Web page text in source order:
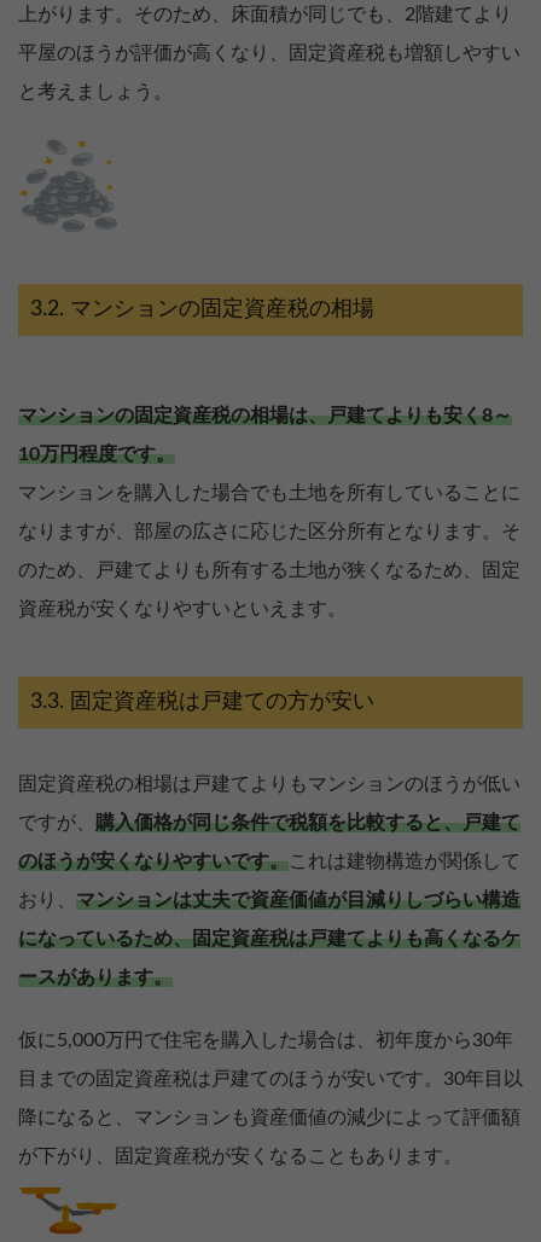
上がります。そのため、床面積が同じでも、2階建てより
平屋のほうが評価が高くなり、固定資産税も増額しやすい
と考えましょう。
マンションの固定資産税の相場
マンションの固定資産税の相場は、戸建てよりも安く8～
10万円程度です。
マンションを購入した場合でも土地を所有していることに
なりますが、部屋の広さに応じた区分所有となります。そ
のため、戸建てよりも所有する土地が狭くなるため、固定
資産税が安くなりやすいといえます。
固定資産税は戸建ての方が安い
固定資産税の相場は戸建てよりもマンションのほうが低い
ですが、 購入価格が同じ条件で税額を比較すると、戸建て
のほうが安くなりやすいです。これは建物構造が関係して
おり、 マンションは丈夫で資産価値が目減りしづらい構造
になっているため、固定資産税は戸建てよりも高くなるケ
ースがあります。
仮に5,000万円で住宅を購入した場合は、初年度から30年
目までの固定資産税は戸建てのほうが安いです。30年目以
降になると、マンションも資産価値の減少によって評価額
が下がり、固定資産税が安くなることもあります。